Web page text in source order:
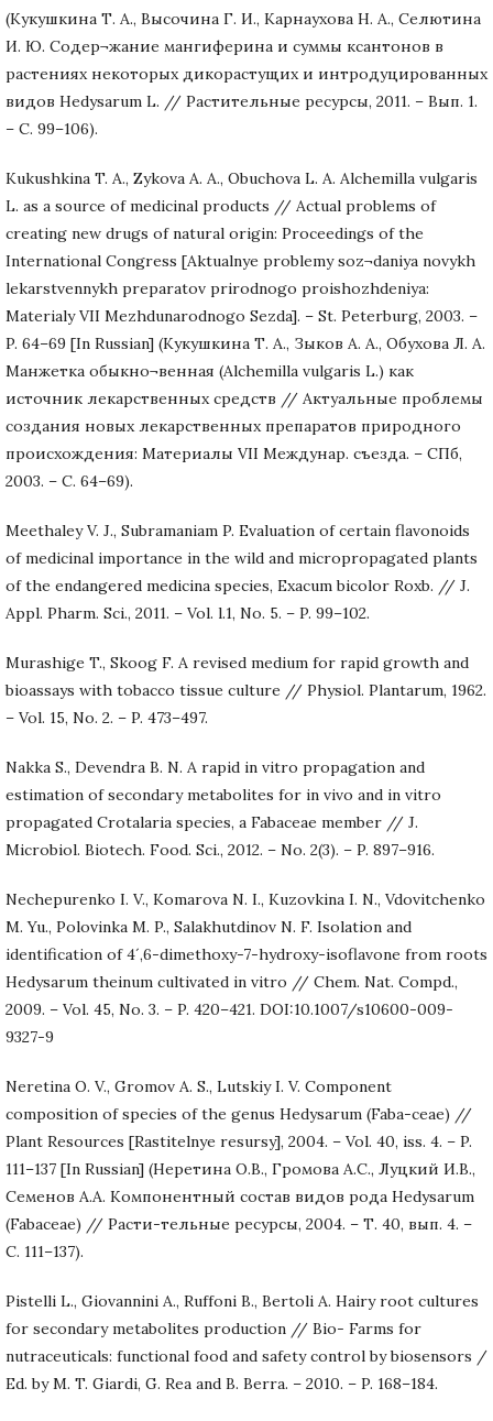
(Кукушкина Т. А., Высочина Г. И., Карнаухова Н. А., Селютина
И. Ю. Содер¬жание мангиферина и суммы ксантонов в
растениях некоторых дикорастущих и интродуцированных
видов Hedysarum L. // Растительные ресурсы, 2011. – Вып. 1.
– С. 99–106).
Kukushkina T. A., Zykova A. A., Obuchova L. A. Alchemilla vulgaris
L. as a source of medicinal products // Actual problems of
creating new drugs of natural origin: Proceedings of the
International Congress [Aktualnye problemy soz¬daniya novykh
lekarstvennykh preparatov prirodnogo proishozhdeniya:
Materialy VII Mezhdunarodnogo Sezda]. – St. Peterburg, 2003. –
P. 64–69 [In Russian] (Кукушкина Т. А., Зыков А. А., Обухова Л. А.
Манжетка обыкно¬венная (Alchemilla vulgaris L.) как
источник лекарственных средств // Актуальные проблемы
создания новых лекарственных препаратов природного
происхождения: Материалы VII Междунар. съезда. – СПб,
2003. – С. 64–69).
Meethaley V. J., Subramaniam P. Evaluation of certain flavonoids
of medicinal importance in the wild and micropropagated plants
of the endangered medicina species, Exacum bicolor Roxb. // J.
Appl. Pharm. Sci., 2011. – Vol. l.1, No. 5. – P. 99–102.
Murashige T., Skoog F. A revised medium for rapid growth and
bioassays with tobacco tissue culture // Physiol. Plantarum, 1962.
– Vol. 15, No. 2. – P. 473–497.
Nakka S., Devendra B. N. A rapid in vitro propagation and
estimation of secondary metabolites for in vivo and in vitro
propagated Crotalaria species, a Fabaceae member // J.
Microbiol. Biotech. Food. Sci., 2012. – No. 2(3). – P. 897–916.
Nechepurenko I. V., Komarova N. I., Kuzovkina I. N., Vdovitchenko
M. Yu., Polovinka M. P., Salakhutdinov N. F. Isolation and
identification of 4´,6-dimethoxy-7-hydroxy-isoflavone from roots
Hedysarum theinum cultivated in vitro // Chem. Nat. Compd.,
2009. – Vol. 45, No. 3. – P. 420–421. DOI:10.1007/s10600-009-
9327-9
Neretina O. V., Gromov A. S., Lutskiy I. V. Component
composition of species of the genus Hedysarum (Faba-ceae) //
Plant Resources [Rastitelnye resursy], 2004. – Vol. 40, iss. 4. – P.
111–137 [In Russian] (Неретина О.В., Громова А.С., Луцкий И.В.,
Семенов А.А. Компонентный состав видов рода Hedysarum
(Fabaceae) // Расти-тельные ресурсы, 2004. – Т. 40, вып. 4. –
С. 111–137).
Pistelli L., Giovannini A., Ruffoni B., Bertoli A. Hairy root cultures
for secondary metabolites production // Bio- Farms for
nutraceuticals: functional food and safety control by biosensors /
Ed. by M. T. Giardi, G. Rea and B. Berra. – 2010. – P. 168–184.